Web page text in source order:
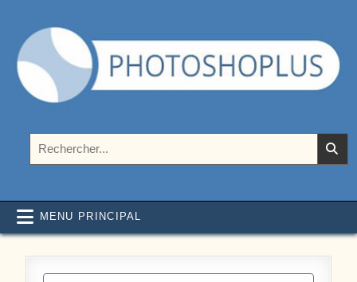
Photoshoplus
MENU PRINCIPAL